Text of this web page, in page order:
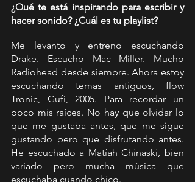
¿Qué te está inspirando para escribir y
hacer sonido? ¿Cuál es tu playlist?
Me levanto y entreno escuchando
Drake. Escucho Mac Miller. Mucho
Radiohead desde siempre. Ahora estoy
escuchando temas antiguos, flow
Tronic, Gufi, 2005. Para recordar un
poco mis raíces. No hay que olvidar lo
que me gustaba antes, que me sigue
gustando pero que disfrutando antes.
He escuchado a Matíah Chinaski, bien
variado pero mucha música que
escuchaba cuando chico.